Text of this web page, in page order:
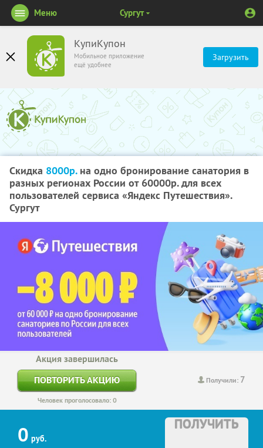
КупиКупон
Мобильное приложение
ещё удобнее
Загрузить
Меню Сургут
Скидка 8000р.на одно бронирование санатория в
разных регионах России от 60000р. для всех
пользователей сервиса «Яндекс Путешествия».
Сургут
Получили: 7
Акция завершилась
ПОВТОРИТЬ АКЦИЮ
Человек проголосовало: 0
0 руб.
ПОЛУЧИТЬ